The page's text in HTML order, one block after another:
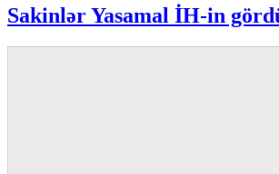
Sakinlər Yasamal İH-in